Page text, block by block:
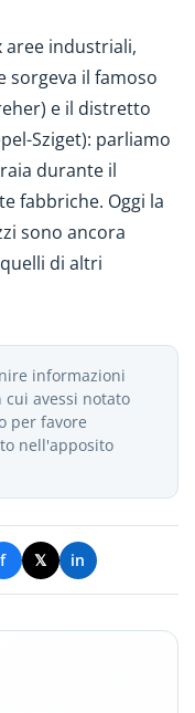
aree industriali,
sorgeva il famoso
e il distretto
Sziget): parliamo
durante il
fabbriche. Oggi la
sono ancora
di altri
informazioni
cui avessi notato
per favore
nell'apposito
f 𝕏 in